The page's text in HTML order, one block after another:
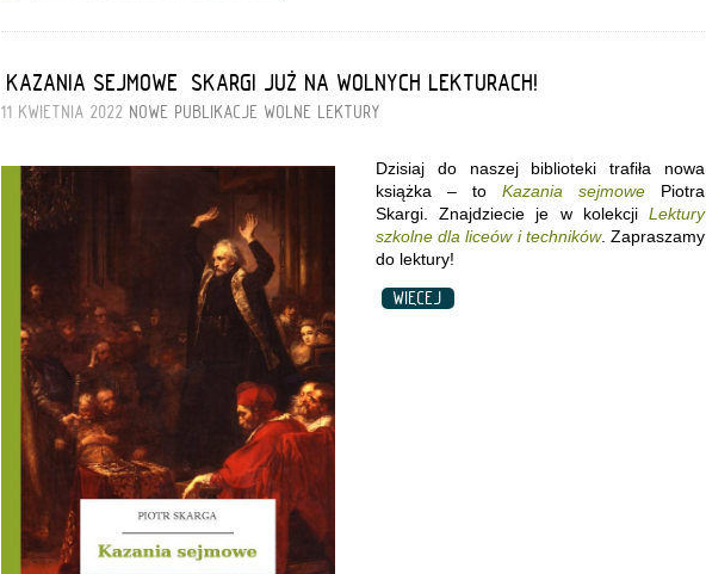
„KAZANIA SEJMOWE” SKARGI JUŻ NA WOLNYCH LEKTURACH!
11 KWIETNIA 2022 NOWE PUBLIKACJE WOLNE LEKTURY
Dzisiaj do naszej biblioteki trafiła nowa
książka – to Kazania sejmowe
Piotra
Skargi. Znajdziecie je w kolekcji Lektury
szkolne dla liceów i techników. Zapraszamy
do lektury!
WIĘCEJ